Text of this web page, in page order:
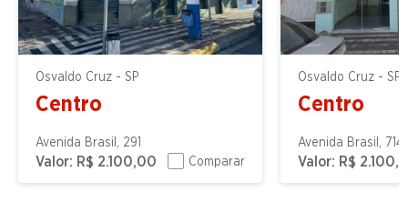
Osvaldo Cruz - SP
Centro
Avenida Brasil, 291
Valor: R$ 2.100,00 Comparar
Osvaldo Cruz - SP
Centro
Avenida Brasil, 714
Valor: R$